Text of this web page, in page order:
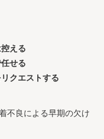
える
せる
クエストする
不良による早期の欠け